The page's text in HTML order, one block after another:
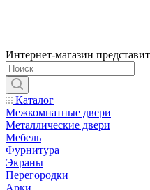
Интернет-магазин
Каталог
Межкомнатные двери
Металлические двери
Мебель
Фурнитура
Экраны
Перегородки
Арки